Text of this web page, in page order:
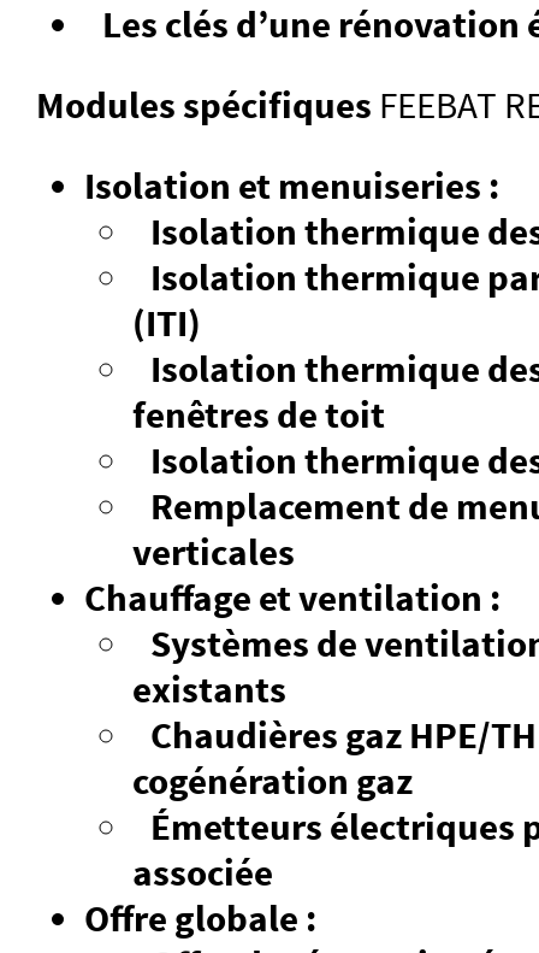
Les clés d’une
Modules spécifiques FEEBAT
Isolation et menuiseries :
Isolation thermique
Isolation thermique
(ITI)
Isolation thermique
fenêtres de toit
Isolation thermique
Remplacement de
verticales
Chauffage et ventilation :
Systèmes de
existants
Chaudières gaz HPE/
cogénération gaz
Émetteurs électriques
associée
Offre globale :